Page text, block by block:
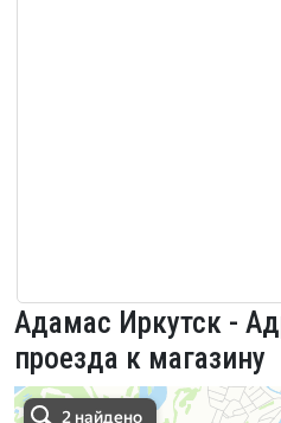
Адамас Иркутск -
проезда к магазину
Адамас Иркутск в Иркутске
Иркутск